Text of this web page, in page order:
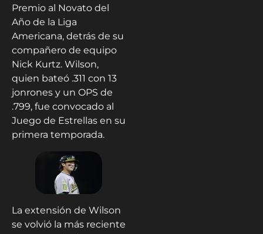
Premio al Novato del
Año de la Liga
Americana, detrás de su
compañero de equipo
Nick Kurtz. Wilson,
quien bateó .311 con 13
jonrones y un OPS de
.799, fue convocado al
Juego de Estrellas en su
primera temporada.
La extensión de Wilson
se volvió la más reciente